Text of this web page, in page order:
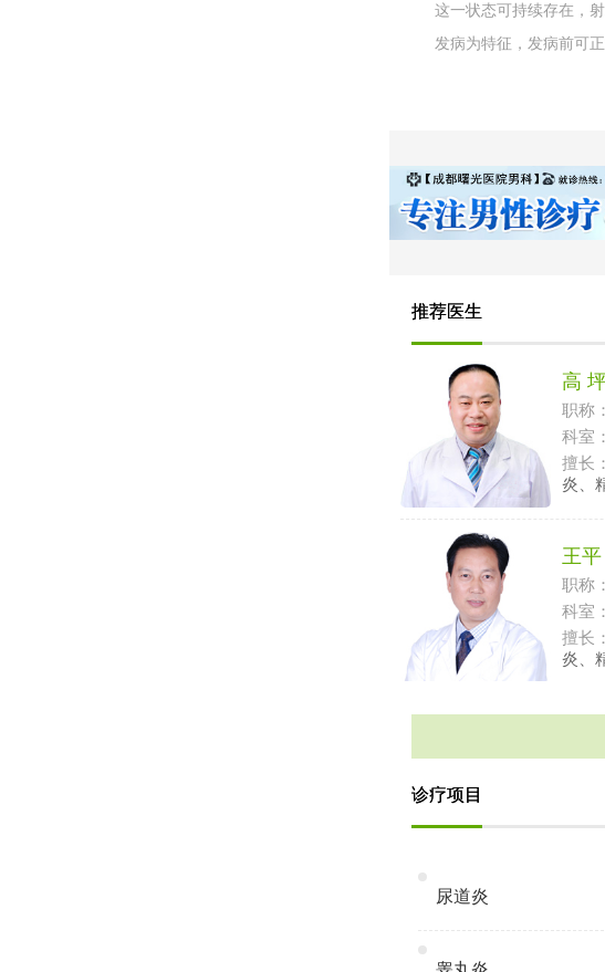
这一状态可持续存在，
发病为特征，发病前可
推荐医生
高
职称：
科室：
擅长：
炎、
王平
职称：
科室：
擅长：
炎、
诊疗项目
尿道炎